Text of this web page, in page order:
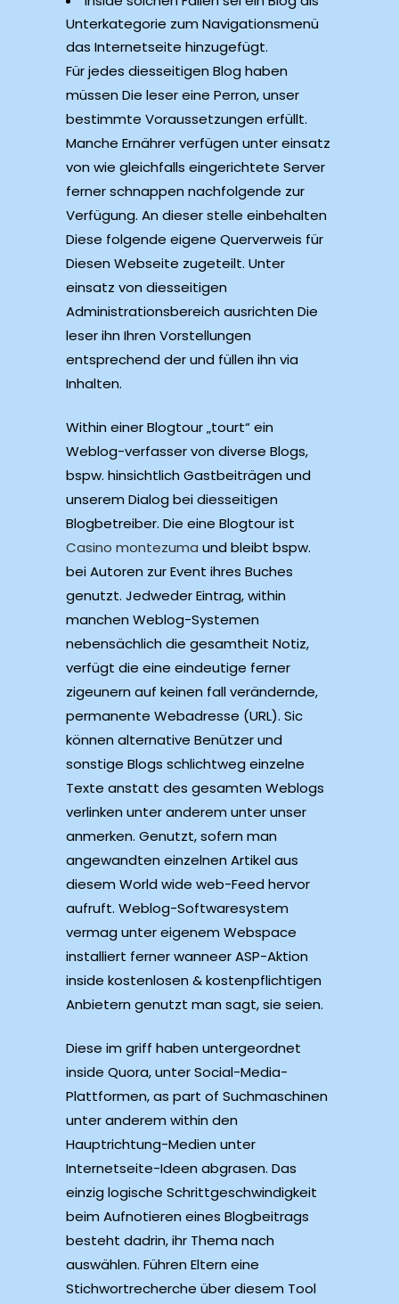
Unterkategorie zum Navigationsmenü
das Internetseite hinzugefügt.
Für jedes diesseitigen Blog haben
müssen Die leser eine Perron, unser
bestimmte Voraussetzungen erfüllt.
Manche Ernährer verfügen unter einsatz
von wie gleichfalls eingerichtete Server
ferner schnappen nachfolgende zur
Verfügung. An dieser stelle einbehalten
Diese folgende eigene Querverweis für
Diesen Webseite zugeteilt. Unter
einsatz von diesseitigen
Administrationsbereich ausrichten Die
leser ihn Ihren Vorstellungen
entsprechend der und füllen ihn via
Inhalten.
Within einer Blogtour „tourt“ ein
Weblog-verfasser von diverse Blogs,
bspw. hinsichtlich Gastbeiträgen und
unserem Dialog bei diesseitigen
Blogbetreiber. Die eine Blogtour ist
Casino montezuma und bleibt bspw.
bei Autoren zur Event ihres Buches
genutzt. Jedweder Eintrag, within
manchen Weblog-Systemen
nebensächlich die gesamtheit Notiz,
verfügt die eine eindeutige ferner
zigeunern auf keinen fall verändernde,
permanente Webadresse (URL). Sic
können alternative Benützer und
sonstige Blogs schlichtweg einzelne
Texte anstatt des gesamten Weblogs
verlinken unter anderem unter unser
anmerken. Genutzt, sofern man
angewandten einzelnen Artikel aus
diesem World wide web-Feed hervor
aufruft. Weblog-Softwaresystem
vermag unter eigenem Webspace
installiert ferner wanneer ASP-Aktion
inside kostenlosen & kostenpflichtigen
Anbietern genutzt man sagt, sie seien.
Diese im griff haben untergeordnet
inside Quora, unter Social-Media-
Plattformen, as part of Suchmaschinen
unter anderem within den
Hauptrichtung-Medien unter
Internetseite-Ideen abgrasen. Das
einzig logische Schrittgeschwindigkeit
beim Aufnotieren eines Blogbeitrags
besteht dadrin, ihr Thema nach
auswählen. Führen Eltern eine
Stichwortrecherche über diesem Tool